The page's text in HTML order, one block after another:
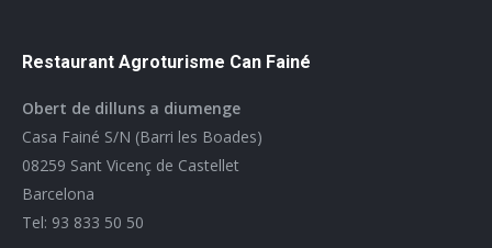
Restaurant Agroturisme Can Fainé
Obert de dilluns a diumenge
Casa Fainé S/N (Barri les Boades)
08259 Sant Vicenç de Castellet
Barcelona
Tel: 93 833 50 50